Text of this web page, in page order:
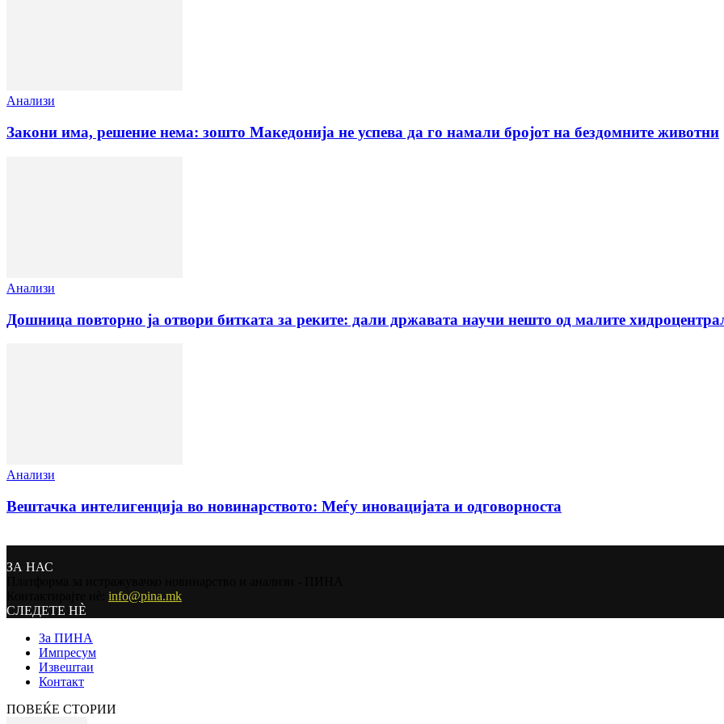
Анализи
Закони има, решение нема: зошто Македонија не успева да го намали бројот на бездомните животни
Анализи
Дошница повторно ја отвори битката за реките: дали државата научи нешто од малите
Анализи
Вештачка интелигенција во новинарството: Меѓу иновацијата и одговорноста
ЗА НАС
info@pina.mk
СЛЕДЕТЕ НЀ
За ПИНА
Импресум
Извештаи
Контакт
ПОВЕЌЕ СТОРИИ